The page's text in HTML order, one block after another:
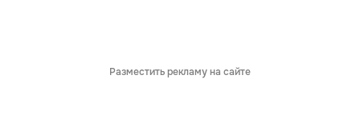
Разместить рекламу на сайте